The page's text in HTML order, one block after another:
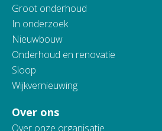
Groot onderhoud
In onderzoek
Nieuwbouw
Onderhoud en renovatie
Sloop
Wijkvernieuwing
Over ons
Over onze organisatie